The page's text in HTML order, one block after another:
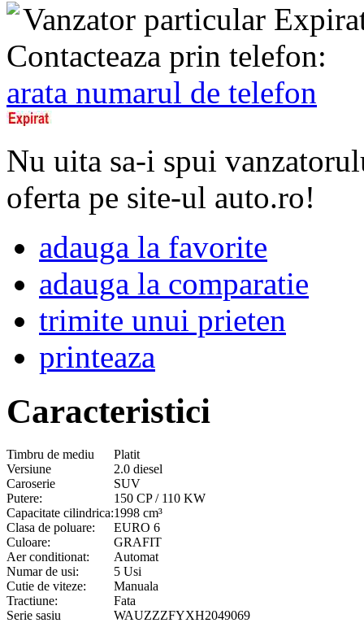
Vanzator particular
Contacteaza prin telefon:
arata numarul de telefon
Nu uita sa-i spui
oferta pe site-ul auto.ro!
adauga la favorite
adauga la comparatie
trimite unui prieten
printeaza
Caracteristici
Timbru de mediu
Platit
Versiune
2.0 diesel
Caroserie
SUV
Putere:
150 CP / 110 KW
Capacitate cilindrica:1998 cm³
Clasa de poluare:
EURO 6
Culoare:
GRAFIT
Aer conditionat:
Automat
Numar de usi:
5 Usi
Cutie de viteze:
Manuala
Tractiune:
Fata
Serie sasiu
WAUZZZFYXH2049069